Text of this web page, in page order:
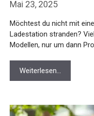
Mai 23, 2025
Möchtest du nicht mit
Ladestation stranden?
Modellen, nur um dann
Weiterlesen…